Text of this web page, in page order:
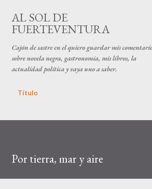
AL SOL DE
FUERTEVENTURA
Cajón de sastre en el quiero guardar mis
sobre novela negra, gastronomía, mis libros, la
actualidad política y vaya uno a saber.
Título
Por tierra, mar y aire